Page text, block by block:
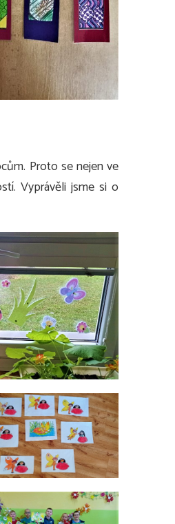
Proto se nejen ve
Vyprávěli jsme si o